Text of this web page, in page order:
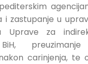
i zastupanje u
Uprave za
BiH,
carinjenja, te